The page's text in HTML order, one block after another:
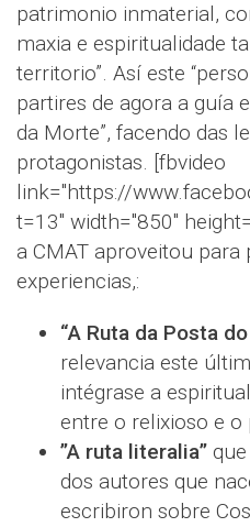
patrimonio inmaterial,
maxia e espiritualidade
territorio”. Así este
partires de agora a guía
da Morte”, facendo das
protagonistas. [fbvideo
link="https://
t=13" width="850"
a CMAT aproveitou para
experiencias,:
“A Ruta da Posta
relevancia este
intégrase a
entre o relixioso e o
”A ruta literalia”
dos autores que
escribiron sobre